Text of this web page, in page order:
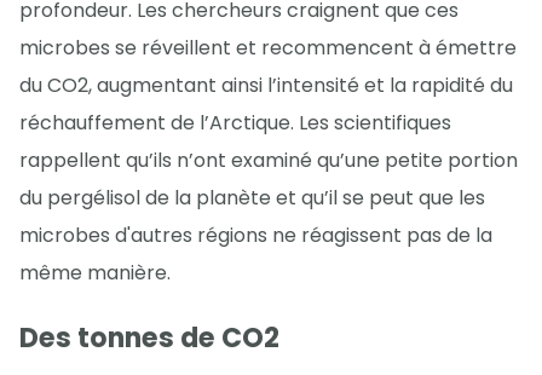
profondeur. Les chercheurs craignent que ces
microbes se réveillent et recommencent à émettre
du CO2, augmentant ainsi l’intensité et la rapidité du
réchauffement de l’Arctique. Les scientifiques
rappellent qu’ils n’ont examiné qu’une petite portion
du pergélisol de la planète et qu’il se peut que les
microbes d'autres régions ne réagissent pas de la
même manière.
Des tonnes de CO2